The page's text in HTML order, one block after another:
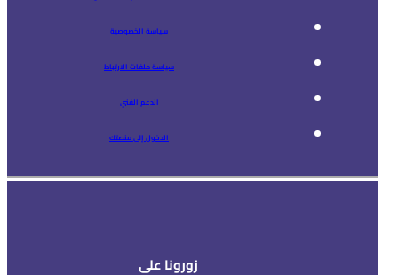
سياسة الخصوصية
سياسة ملفات الارتباط
الدعم الفني
الدخول إلى منصتك
زورونا على